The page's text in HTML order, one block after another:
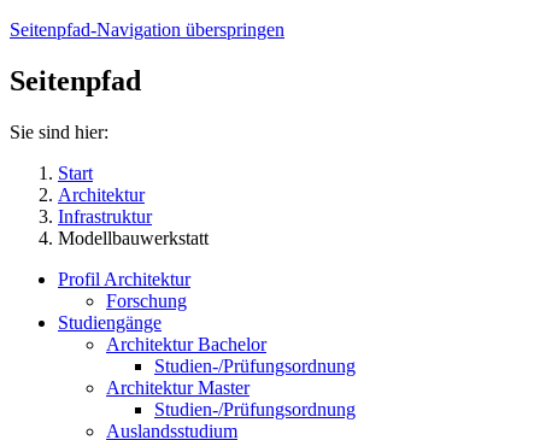
Seitenpfad-Navigation überspringen
Seitenpfad
Sie sind hier:
Start
Architektur
Infrastruktur
Modellbauwerkstatt
Profil Architektur
Forschung
Studiengänge
Architektur Bachelor
Studien-/Prüfungsordnung
Architektur Master
Studien-/Prüfungsordnung
Auslandsstudium